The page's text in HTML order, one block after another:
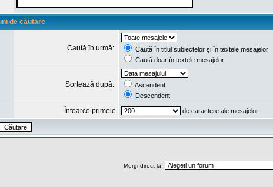
de căutare
Caută în urmă:
Caută în titlul subiectelor şi în textele mesajelor
Caută doar în textele mesajelor
Sortează după:
Ascendent
Descendent
Întoarce primele de caractere ale mesajelor
Mergi direct la: